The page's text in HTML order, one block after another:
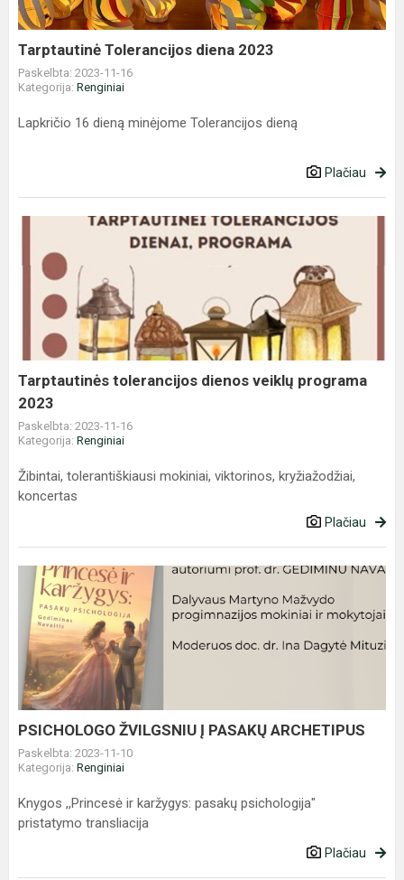
Tarptautinė Tolerancijos diena 2023
Paskelbta: 2023-11-16
Kategorija: Renginiai
Lapkričio 16 dieną minėjome Tolerancijos dieną
Plačiau
Tarptautinės
dienos
veiklų
programa
2023
Tarptautinės tolerancijos dienos veiklų programa
2023
Paskelbta: 2023-11-16
Kategorija: Renginiai
Žibintai, tolerantiškiausi mokiniai, viktorinos, kryžiažodžiai,
koncertas
Plačiau
PSICHOLOGO
ŽVILGSNIU
PASAKŲ
ARCHETIPUS
PSICHOLOGO ŽVILGSNIU Į PASAKŲ ARCHETIPUS
Paskelbta: 2023-11-10
Kategorija: Renginiai
Knygos ,,Princesė ir karžygys: pasakų psichologija"
pristatymo transliacija
Plačiau